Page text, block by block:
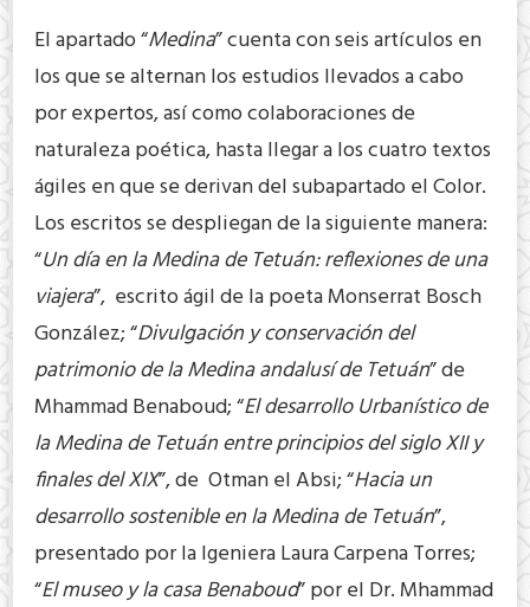
El apartado “Medina” cuenta con seis artículos en
los que se alternan los estudios llevados a cabo
por expertos, así como colaboraciones de
naturaleza poética, hasta llegar a los cuatro textos
ágiles en que se derivan del subapartado el Color.
Los escritos se despliegan de la siguiente manera:
“Un día en la Medina de Tetuán: reflexiones de una
viajera”, escrito ágil de la poeta Monserrat Bosch
González; “Divulgación y conservación del
patrimonio de la Medina andalusí de Tetuán” de
Mhammad Benaboud; “El desarrollo Urbanístico de
la Medina de Tetuán entre principios del siglo XII y
finales del XIX”, de Otman el Absi; “Hacia un
desarrollo sostenible en la Medina de Tetuán”,
presentado por la Igeniera Laura Carpena Torres;
“El museo y la casa Benaboud” por el Dr. Mhammad